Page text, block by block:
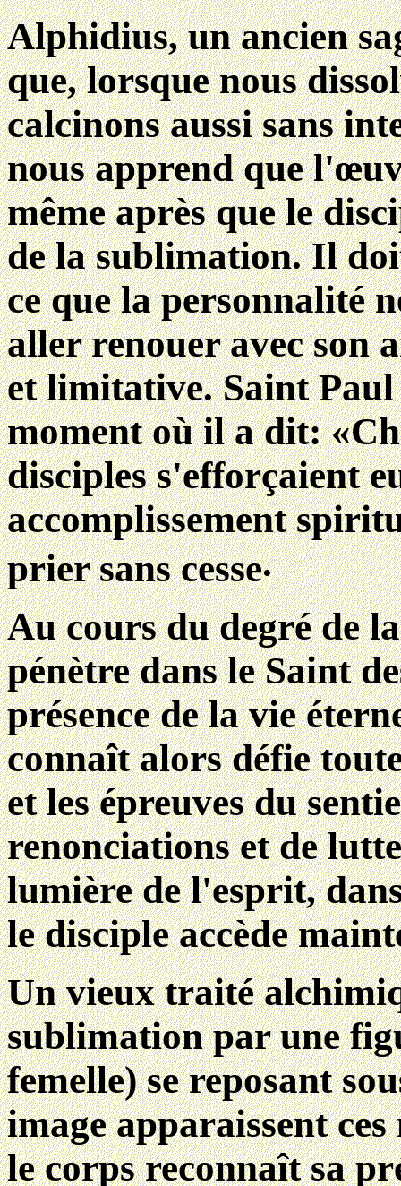
Alphidius, un ancien
que, lorsque nous
calcinons aussi sans
nous apprend que
même après que le
de la sublimation. Il
ce que la personnalité
aller renouer avec son
et limitative. Saint
moment où il a dit:
disciples s'efforçaient
accomplissement
prier sans cesse.
Au cours du degré de
pénètre dans le Saint
présence de la vie
connaît alors défie
et les épreuves du
renonciations et de
lumière de l'esprit,
le disciple accède
Un vieux traité
sublimation par une
femelle) se reposant
image apparaissent
le corps reconnaît sa